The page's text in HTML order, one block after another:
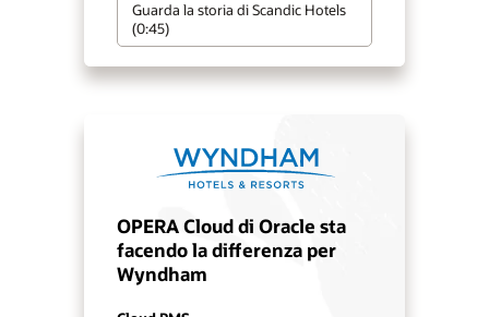
Guarda la storia di Scandic Hotels
(0:45)
OPERA Cloud di Oracle sta
facendo la differenza per
Wyndham